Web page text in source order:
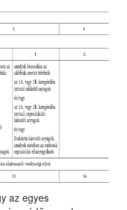
az egyes